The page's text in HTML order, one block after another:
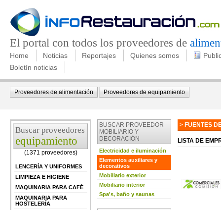
El portal con todos los proveedores de
Home Noticias Reportajes Quienes somos
Boletín noticias
Proveedores de alimentación Proveedores de equipamiento
Buscar proveedores
equipamiento
(1371 proveedores)
LENCERÍA Y UNIFORMES
LIMPIEZA E HIGIENE
MAQUINARIA PARA CAFÉ
MAQUINARIA PARA
HOSTELERÍA
BUSCAR PROVEEDOR
MOBILIARIO Y
DECORACIÓN
Electricidad e iluminación
Elementos auxiliares y
decorativos
Mobiliario exterior
Mobiliario interior
Spa's, baño y saunas
> FUENTES
LISTA DE